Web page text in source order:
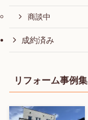
商談中
成約済み
リフォーム事例集